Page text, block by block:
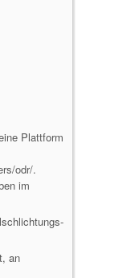
Plattform
odr/.
im
an